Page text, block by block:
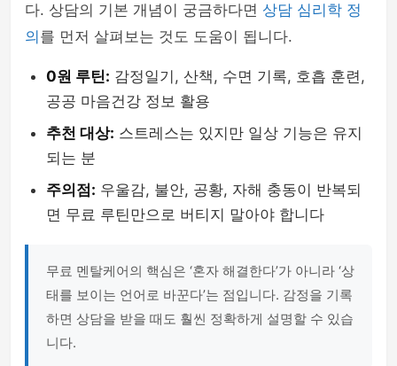
다. 상담의 기본 개념이 궁금하다면 상담 심리학 정
의 를 먼저 살펴보는 것도 도움이 됩니다.
0원 루틴: 감정일기, 산책, 수면 기록, 호흡 훈련,
공공 마음건강 정보 활용
추천 대상: 스트레스는 있지만 일상 기능은 유지
되는 분
주의점: 우울감, 불안, 공황, 자해 충동이 반복되
면 무료 루틴만으로 버티지 말아야 합니다
무료 멘탈케어의 핵심은 ‘혼자 해결한다’가 아니라 ‘상
태를 보이는 언어로 바꾼다’는 점입니다. 감정을 기록
하면 상담을 받을 때도 훨씬 정확하게 설명할 수 있습
니다.